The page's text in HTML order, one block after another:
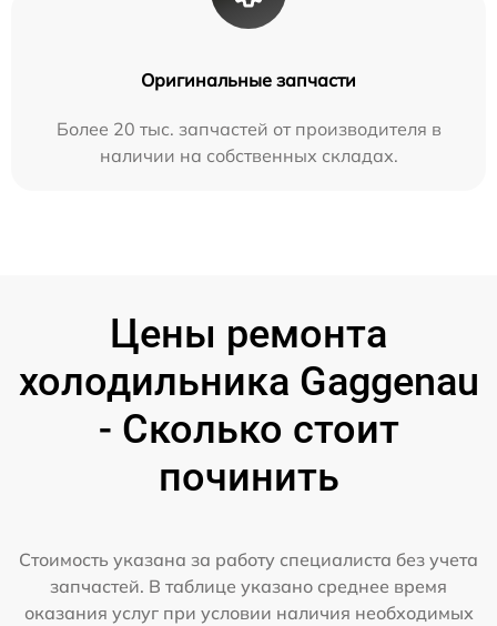
Оригинальные запчасти
Более 20 тыс. запчастей от производителя в
наличии на собственных складах.
Цены ремонта
холодильника Gaggenau
- Сколько стоит
починить
Стоимость указана за работу специалиста без учета
запчастей. В таблице указано среднее время
оказания услуг при условии наличия необходимых